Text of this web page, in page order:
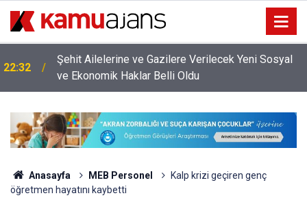
22:32
Şehit Ailelerine ve Gazilere Verilecek Yeni Sosyal
ve Ekonomik Haklar Belli Oldu
Anasayfa MEB Personel
Kalp krizi geçiren genç
öğretmen hayatını kaybetti